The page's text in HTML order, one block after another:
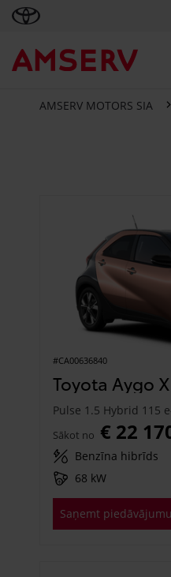
AMSERV MOTORS SIA
#CA00636840
Toyota Aygo X
Pulse 1.5 Hybrid 115
Sākot no € 22
Benzīna hibrīds
68 kW
Saņemt piedāvājumu